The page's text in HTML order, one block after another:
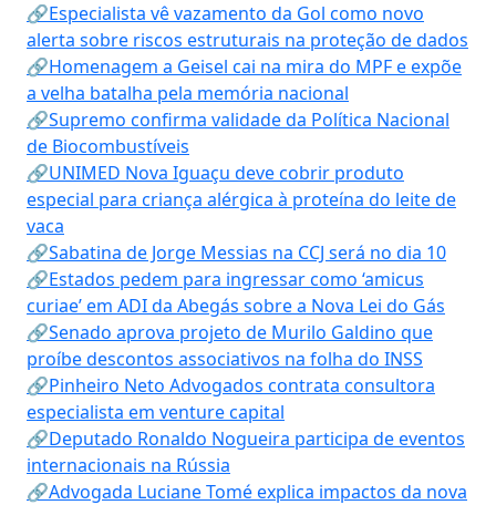
🔗Especialista vê vazamento da Gol como novo
alerta sobre riscos estruturais na proteção de dados
🔗Homenagem a Geisel cai na mira do MPF e expõe
a velha batalha pela memória nacional
🔗Supremo confirma validade da Política Nacional
de Biocombustíveis
🔗UNIMED Nova Iguaçu deve cobrir produto
especial para criança alérgica à proteína do leite de
vaca
🔗Sabatina de Jorge Messias na CCJ será no dia 10
🔗Estados pedem para ingressar como ‘amicus
curiae’ em ADI da Abegás sobre a Nova Lei do Gás
🔗Senado aprova projeto de Murilo Galdino que
proíbe descontos associativos na folha do INSS
🔗Pinheiro Neto Advogados contrata consultora
especialista em venture capital
🔗Deputado Ronaldo Nogueira participa de eventos
internacionais na Rússia
🔗Advogada Luciane Tomé explica impactos da nova